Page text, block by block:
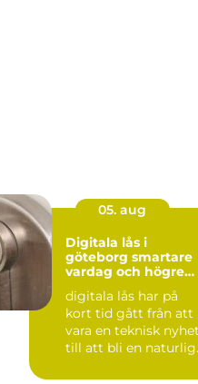
05. aug
Digitala lås i
göteborg smartare
vardag och högre
digitala lås har på
kort tid gått från att
vara en teknisk
till att bli en naturlig